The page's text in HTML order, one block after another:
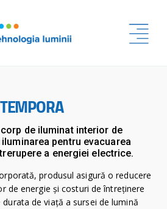
corp de iluminat interior de
pentru evacuarea
a energiei electrice.
produsul asigură o reducere
de energie și costuri de întreținere
de viață a sursei de lumină